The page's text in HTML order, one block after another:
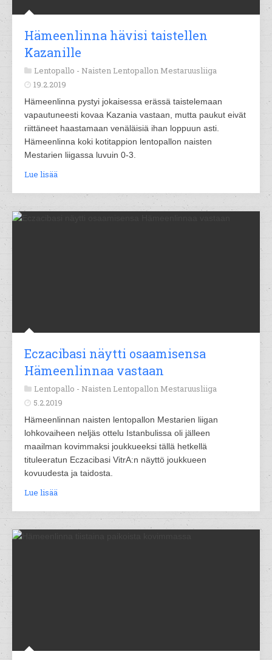
Hämeenlinna hävisi taistellen
Kazanille
Lentopallo - Naisten Lentopallon Mestaruusliiga
19.2.2019
Hämeenlinna pystyi jokaisessa erässä taistelemaan
vapautuneesti kovaa Kazania vastaan, mutta paukut eivät
riittäneet haastamaan venäläisiä ihan loppuun asti.
Hämeenlinna koki kotitappion lentopallon naisten
Mestarien liigassa luvuin 0-3.
Lue lisää
Eczacibasi näytti osaamisensa
Hämeenlinnaa vastaan
Lentopallo - Naisten Lentopallon Mestaruusliiga
5.2.2019
Hämeenlinnan naisten lentopallon Mestarien liigan
lohkovaiheen neljäs ottelu Istanbulissa oli jälleen
maailman kovimmaksi joukkueeksi tällä hetkellä
tituleeratun Eczacibasi VitrA:n näyttö joukkueen
kovuudesta ja taidosta.
Lue lisää